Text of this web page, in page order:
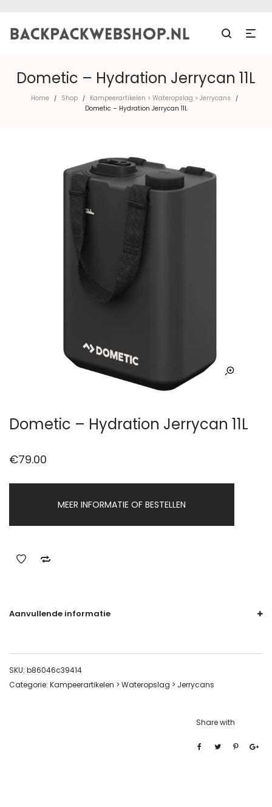
Dometic – Hydration Jerrycan 11L
Home / Shop / Kampeerartikelen > Wateropslag > Jerrycans /
Dometic – Hydration Jerrycan 11L
Dometic – Hydration Jerrycan 11L
€79.00
MEER INFORMATIE OF BESTELLEN
Aanvullende informatie
SKU: b86046c39414
Categorie: Kampeerartikelen > Wateropslag > Jerrycans
Share with